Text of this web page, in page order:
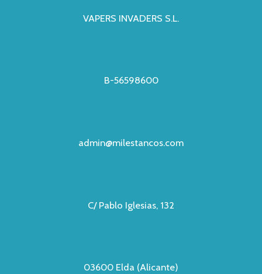
VAPERS INVADERS S.L.
B-56598600
admin@milestancos.com
C/ Pablo Iglesias, 132
03600 Elda (Alicante)